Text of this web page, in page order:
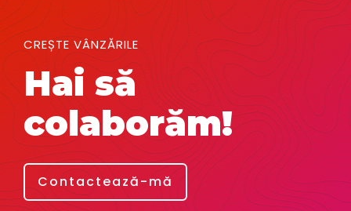
CREȘTE VÂNZĂRILE
Hai să
colaborăm!
Contactează-mă